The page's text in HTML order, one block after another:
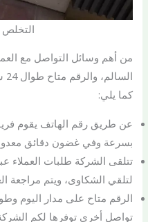
التخلص
من أهم وسائل التواصل مع
كما يلي:
عن طريق رقم الهاتف يقوم
بسرعة وفي غضون دقائق
تتلقى الشركة طلبات
لتلقي الشكاوى، ويتم مراجعة
الرقم متاح على مدار اليوم
تواصل أخرى توفرها لكم